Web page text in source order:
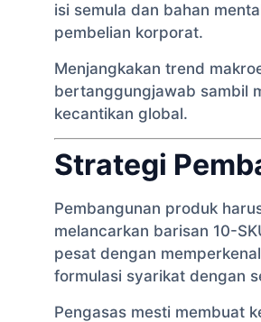
isi semula dan bahan
pembelian korporat.
Menjangkakan trend
bertanggungjawab sambil
kecantikan global.
Strategi
Pembangunan produk
melancarkan barisan 10-
pesat dengan
formulasi syarikat dengan
Pengasas mesti membuat